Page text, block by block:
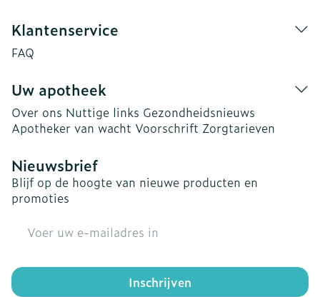
Klantenservice
FAQ
Uw apotheek
Over ons Nuttige links Gezondheidsnieuws
Apotheker van wacht Voorschrift Zorgtarieven
Nieuwsbrief
Blijf op de hoogte van nieuwe producten en
promoties
Inschrijven